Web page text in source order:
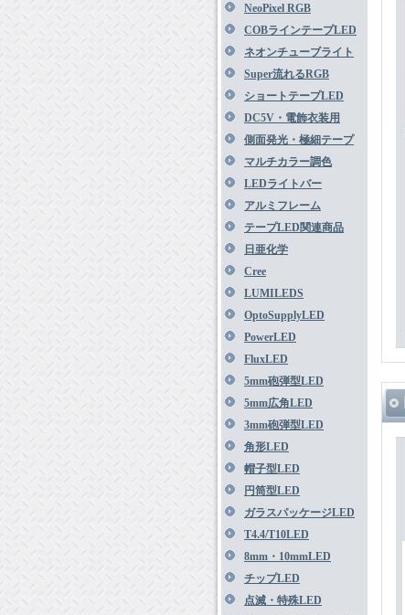
NeoPixel RGB
COBラインテープLED
ネオンチューブライト
Super流れるRGB
ショートテープLED
DC5V・電飾衣装用
側面発光・極細テープ
マルチカラー調色
LEDライトバー
アルミフレーム
テープLED関連商品
日亜化学
Cree
LUMILEDS
OptoSupplyLED
PowerLED
FluxLED
5mm砲弾型LED
5mm広角LED
3mm砲弾型LED
角形LED
帽子型LED
円筒型LED
ガラスパッケージLED
T4.4/T10LED
8mm・10mmLED
チップLED
点滅・特殊LED